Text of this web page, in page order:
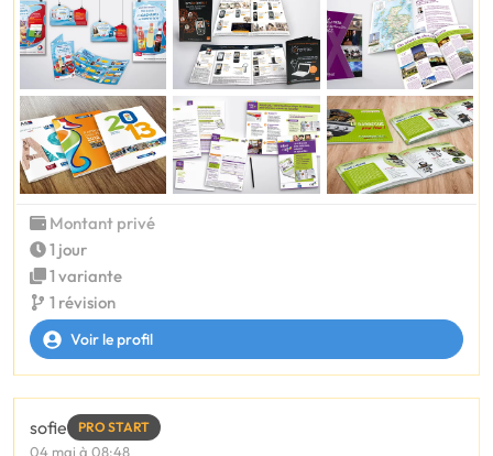
Montant privé
1 jour
1 variante
1 révision
Voir le profil
sofie PRO START
04 mai à 08:48